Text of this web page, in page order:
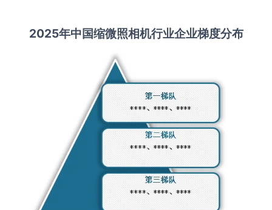
2025年中国缩微照相机行业企业梯度分布